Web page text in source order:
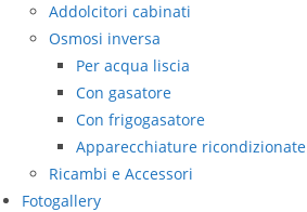
Addolcitori cabinati
Osmosi inversa
Per acqua liscia
Con gasatore
Con frigogasatore
Apparecchiature ricondizionate
Ricambi e Accessori
Fotogallery